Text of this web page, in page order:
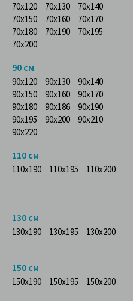
70x120 70x130
70x140
70x150
70x160
70x170
70x180
70x190
70x195
70x200
90 см
90x120 90x130
90x140
90x150
90x160
90x170
90x180
90x186
90x190
90x195
90x200
90x210
90x220
110 см
110x190 110x195 110x200
130 см
130x190 130x195 130x200
150 см
150x190 150x195 150x200